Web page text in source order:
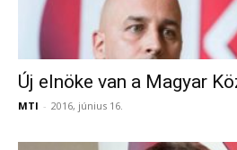
Új elnöke van a Magyar
MTI - 2016, június 16.